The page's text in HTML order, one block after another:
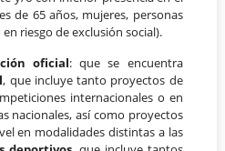
de 65 años, mujeres, personas
riesgo de exclusión social).
oficial: que se encuentra
, que incluye tanto proyectos de
internacionales o en
nacionales, así como proyectos
en modalidades distintas a las